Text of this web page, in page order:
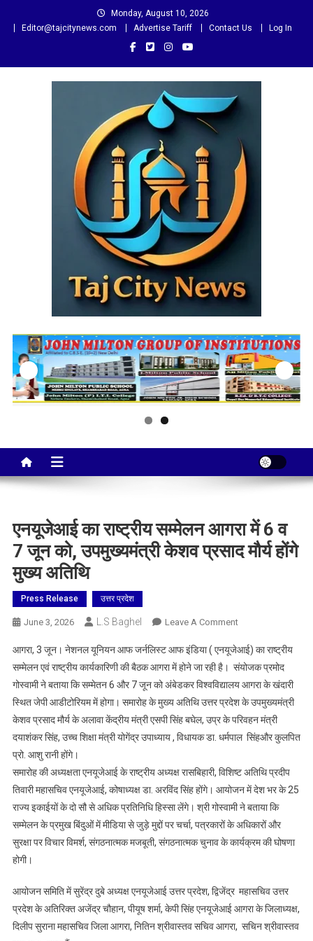
Monday, August 10, 2026
Editor@tajcitynews.com
Advertise Tariff Contact Us Log In
Taj City News
एनयूजेआई का राष्ट्रीय सम्मेलन आगरा में 6 व
7 जून को, उपमुख्यमंत्री केशव प्रसाद मौर्य होंगे
मुख्य अतिथि
Press Release उत्तर प्रदेश
June 3, 2026 L.S Baghel Leave A CommentOn
का
राष्ट्रीय
सम्मेलन
आगरा
में
6
जून
केशव
प्रसाद
मुख्य
अतिथि
आगरा, 3 जून। नेशनल यूनियन आफ जर्नलिस्ट आफ इंडिया ( एनयूजेआई) का राष्ट्रीय
सम्मेलन एवं राष्ट्रीय कार्यकारिणी की बैठक आगरा में होने जा रही है। संयोजक प्रमोद
गोस्वामी ने बताया कि सम्मेतन 6 और 7 जून को अंबेडकर विश्वविद्यालय आगरा के खंदारी
स्थित जेपी आडीटोरियम में होगा। समारोह के मुख्य अतिथि उत्तर प्रदेश के उपमुख्यमंत्री
केशव प्रसाद मौर्य के अलावा केंद्रीय मंत्री एसपी सिंह बघेल, उप्र के परिवहन मंत्री
दयाशंकर सिंह, उच्च शिक्षा मंत्री योगेंद्र उपाध्याय , विधायक डा. धर्मपाल सिंहऔर कुलपित
प्रो. आशु रानी होंगे।
समारोह की अध्यक्षता एनयूजेआई के राष्ट्रीय अध्यक्ष रासबिहारी, विशिष्ट अतिथि प्रदीप
तिवारी महासचिव एनयूजेआई, कोषाध्यक्ष डा. अरविंद सिंह होंगे। आयोजन में देश भर के 25
राज्य इकाईयों के दो सौ से अधिक प्रतिनिधि हिस्सा लेंगे। श्री गोस्वामी ने बताया कि
सम्मेलन के प्रमुख बिंदुओं में मीडिया से जुड़े मुद्दों पर चर्चा, पत्रकारों के अधिकारों और
सुरक्षा पर विचार विमर्श, संगठनात्मक मजबूती, संगठनात्मक चुनाव के कार्यक्रम की घोषणा
होगी।
आयोजन समिति में सुरेंद्र दुबे अध्यक्ष एनयूजेआई उत्तर प्रदेश, द्विजेंद्र महासचिव उत्तर
प्रदेश के अतिरिक्त अजेंद्र चौहान, पीयूष शर्मा, केपी सिंह एनयूजेआई आगरा के जिलाध्यक्ष,
दिलीप सुराना महासचिव जिला आगरा, नितिन श्रीवास्तव सचिव आगरा, सचिन श्रीवास्तव